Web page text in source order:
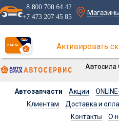
8 800 700 64 42
+7 473 207 45 85
Магазины
Активировать
Автосила
Автозапчасти Акции
Клиентам
Доставка и
Контакты
О